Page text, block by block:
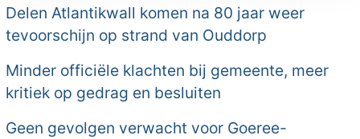
Delen Atlantikwall komen na 80 jaar weer
tevoorschijn op strand van Ouddorp
Minder officiële klachten bij gemeente, meer
kritiek op gedrag en besluiten
Geen gevolgen verwacht voor Goeree-